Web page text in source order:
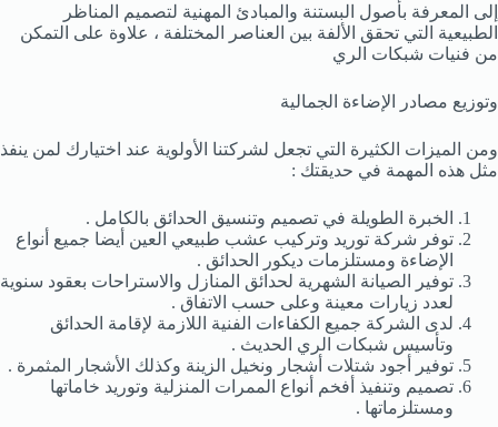
إلى المعرفة بأصول البستنة والمبادئ المهنية لتصميم المناظر
الطبيعية التي تحقق الألفة بين العناصر المختلفة ، علاوة على التمكن
من فنيات شبكات الري
وتوزيع مصادر الإضاءة الجمالية
ومن الميزات الكثيرة التي تجعل لشركتنا الأولوية عند اختيارك لمن ينفذ
مثل هذه المهمة في حديقتك :
الخبرة الطويلة في تصميم وتنسيق الحدائق بالكامل .
توفر شركة توريد وتركيب عشب طبيعي العين أيضا جميع أنواع
الإضاءة ومستلزمات ديكور الحدائق .
توفير الصيانة الشهرية لحدائق المنازل والاستراحات بعقود سنوية
لعدد زيارات معينة وعلى حسب الاتفاق .
لدى الشركة جميع الكفاءات الفنية اللازمة لإقامة الحدائق
وتأسيس شبكات الري الحديث .
توفير أجود شتلات أشجار ونخيل الزينة وكذلك الأشجار المثمرة .
تصميم وتنفيذ أفخم أنواع الممرات المنزلية وتوريد خاماتها
ومستلزماتها .